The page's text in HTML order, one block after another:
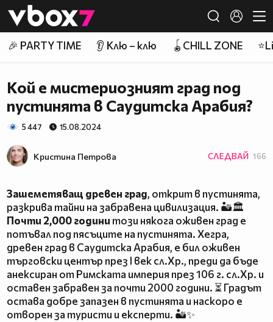
👾
🎉 PARTY TIME 👂 Клю – клю 🪀CHILL ZONE
Кой е мистериозният град под
пустинята в Саудитска Арабия?
5 447 15.08.2024
Кристина Петрова СЛЕДВАЙ 166
Зашеметяващ древен град, открит в пустинята,
разкрива тайни на забравена цивилизация. 🏜️🏛️
Почти 2,000 години този някога оживен град е
потъвал под пясъците на пустинята. Хегра,
древен град в Саудитска Арабия, е бил оживен
търговски център през I век сл.Хр., преди да бъде
анексиран от Римската империя през 106 г. сл.Хр. и
оставен забравен за почти 2000 години. ⏳ Градът
остава добре запазен в пустинята и наскоро е
отворен за туристи и експерти. 🏜️✨